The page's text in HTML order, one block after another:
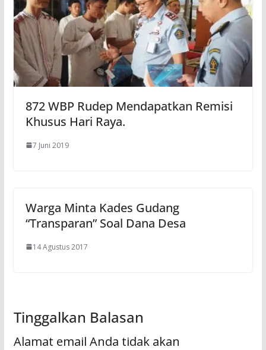
872 WBP Rudep Mendapatkan Remisi
Khusus Hari Raya.
7 Juni 2019
Warga Minta Kades Gudang
“Transparan” Soal Dana Desa
14 Agustus 2017
Tinggalkan Balasan
Alamat email Anda tidak akan